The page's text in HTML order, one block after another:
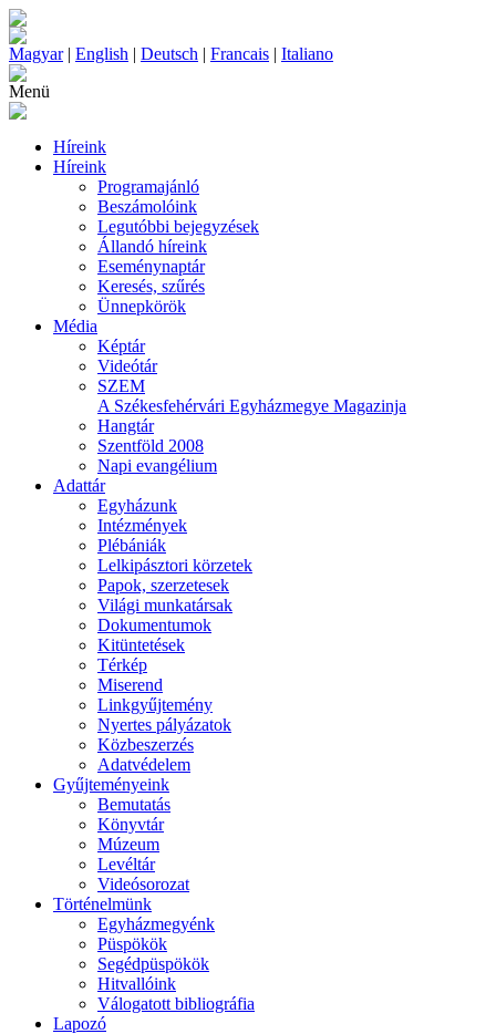
Magyar| English | Deutsch | Francais | Italiano
Menü
Híreink
Híreink
Programajánló
Beszámolóink
Legutóbbi bejegyzések
Állandó híreink
Eseménynaptár
Keresés, szűrés
Ünnepkörök
Média
Képtár
Videótár
SZEM
A Székesfehérvári Egyházmegye Magazinja
Hangtár
Szentföld 2008
Napi evangélium
Adattár
Egyházunk
Intézmények
Plébániák
Lelkipásztori körzetek
Papok, szerzetesek
Világi munkatársak
Dokumentumok
Kitüntetések
Térkép
Miserend
Linkgyűjtemény
Nyertes pályázatok
Közbeszerzés
Adatvédelem
Gyűjteményeink
Bemutatás
Könyvtár
Múzeum
Levéltár
Videósorozat
Történelmünk
Egyházmegyénk
Püspökök
Segédpüspökök
Hitvallóink
Válogatott bibliográfia
Lapozó